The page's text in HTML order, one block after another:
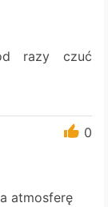
razy czuć
0
atmosferę